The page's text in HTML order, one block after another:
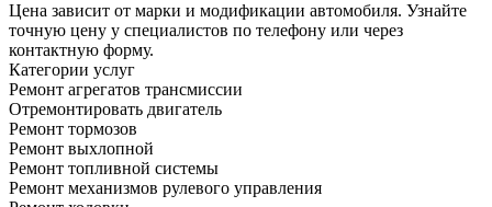
Цена зависит от марки и модификации автомобиля. Узнайте
точную цену у специалистов по телефону или через
контактную форму.
Категории услуг
Ремонт агрегатов трансмиссии
Отремонтировать двигатель
Ремонт тормозов
Ремонт выхлопной
Ремонт топливной системы
Ремонт механизмов рулевого управления